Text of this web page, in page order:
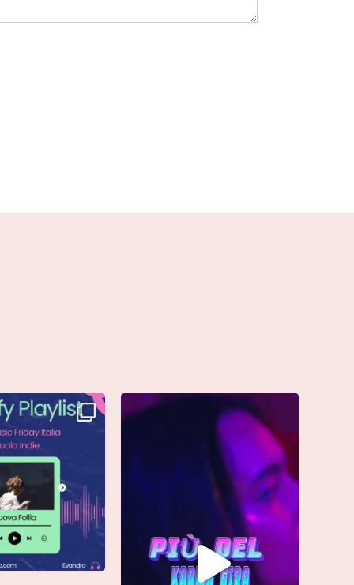
finalmente vostra e
già...
Singolo: “calamita”
Di @vinmart1n...